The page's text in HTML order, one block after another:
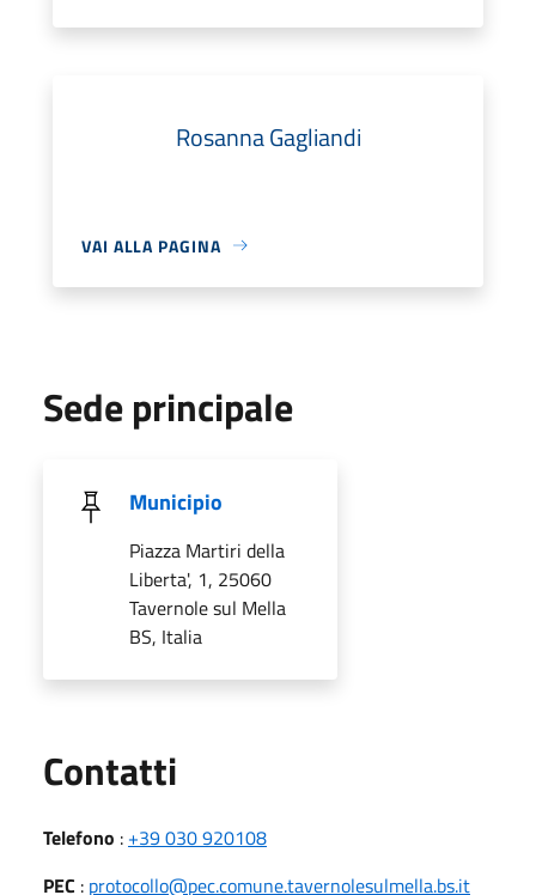
Rosanna Gagliandi
VAI ALLA PAGINA
Sede principale
Municipio
Piazza Martiri della
Liberta', 1, 25060
Tavernole sul Mella
BS, Italia
Contatti
Telefono : +39 030 920108
PEC : protocollo@pec.comune.tavernolesulmella.bs.it